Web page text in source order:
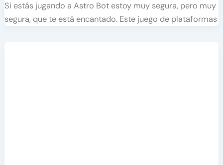
Si estás jugando a Astro Bot estoy muy segura, pero muy
segura, que te está encantado. Este juego de plataformas